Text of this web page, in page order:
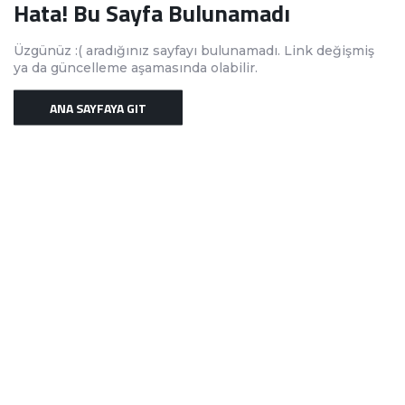
Hata! Bu Sayfa Bulunamadı
Üzgünüz :( aradığınız sayfayı bulunamadı. Link değişmiş
ya da güncelleme aşamasında olabilir.
ANA SAYFAYA GIT